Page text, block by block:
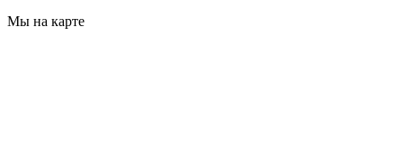
Мы на карте